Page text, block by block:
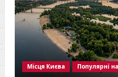
Місця Києва Популярні